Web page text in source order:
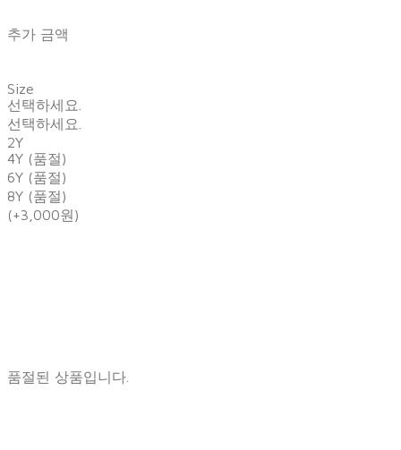
추가 금액
Size
선택하세요.
선택하세요.
2Y
4Y (품절)
6Y (품절)
8Y (품절)
(+3,000원)
품절된 상품입니다.